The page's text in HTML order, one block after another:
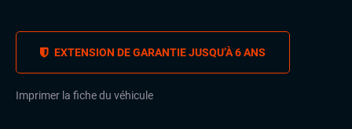
EXTENSION DE GARANTIE JUSQU’À 6 ANS
Imprimer la fiche du véhicule